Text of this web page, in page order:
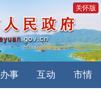
关怀版
办事 互动 市情